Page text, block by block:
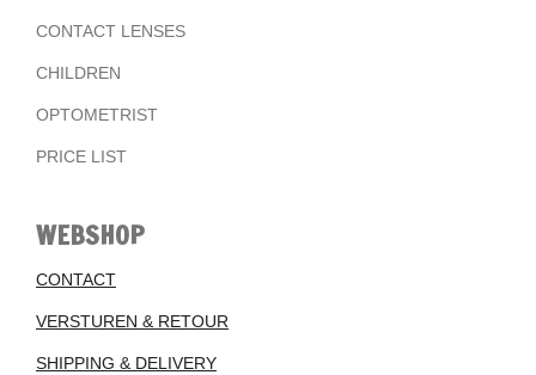
CONTACT LENSES
CHILDREN
OPTOMETRIST
PRICE LIST
WEBSHOP
CONTACT
VERSTUREN & RETOUR
SHIPPING & DELIVERY